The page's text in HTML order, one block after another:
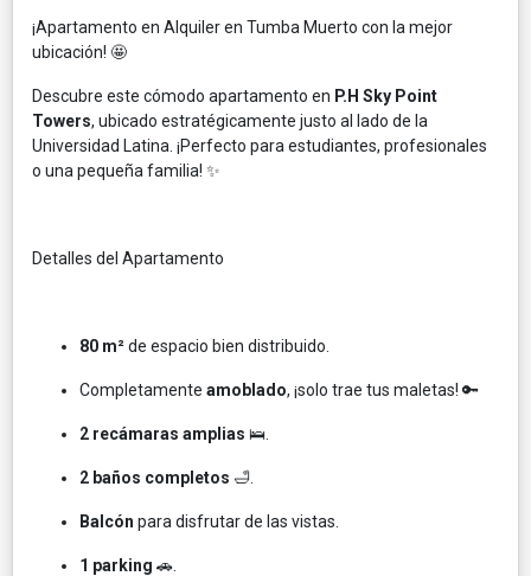
¡Apartamento en Alquiler en Tumba Muerto con la mejor
ubicación! 🤩
Descubre este cómodo apartamento en P.H Sky Point
Towers, ubicado estratégicamente justo al lado de la
Universidad Latina. ¡Perfecto para estudiantes, profesionales
o una pequeña familia! ✨
Detalles del Apartamento
80 m²de espacio bien distribuido.
Completamente amoblado, ¡solo trae tus maletas! 🔑
2 recámaras amplias 🛌.
2 baños completos 🛁.
Balcón para disfrutar de las vistas.
1 parking 🚗.